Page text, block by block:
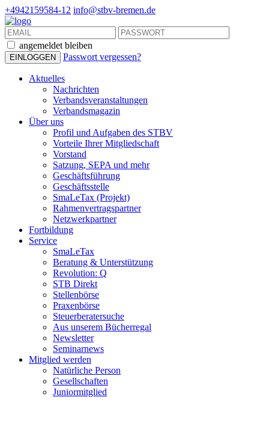
+4942159584-12 info@stbv-bremen.de
angemeldet bleiben
Passwort vergessen?
Aktuelles
Nachrichten
Verbandsveranstaltungen
Verbandsmagazin
Über uns
Profil und Aufgaben des STBV
Vorteile Ihrer Mitgliedschaft
Vorstand
Satzung, SEPA und mehr
Geschäftsführung
Geschäftsstelle
SmaLeTax (Projekt)
Rahmenvertragspartner
Netzwerkpartner
Fortbildung
Service
SmaLeTax
Beratung & Unterstützung
Revolution: Q
STB Direkt
Stellenbörse
Praxenbörse
Steuerberatersuche
Aus unserem Bücherregal
Newsletter
Seminarnews
Mitglied werden
Natürliche Person
Gesellschaften
Juniormitglied